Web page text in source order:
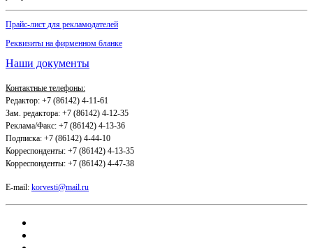
Прайс-лист для рекламодателей
Реквизиты на фирменном бланке
Наши документы
Контактные телефоны:
Редактор: +7 (86142) 4-11-61
Зам. редактора: +7 (86142) 4-12-35
Реклама/Факс: +7 (86142) 4-13-36
Подписка: +7 (86142) 4-44-10
Корреспонденты: +7 (86142) 4-13-35
Корреспонденты: +7 (86142) 4-47-38
E-mail: korvesti@mail.ru